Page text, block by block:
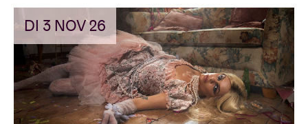
DI 3 NOV 26